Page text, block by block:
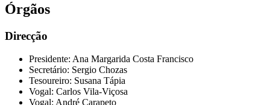
Órgãos
Direcção
Presidente: Ana Margarida Costa Francisco
Secretário: Sergio Chozas
Tesoureiro: Susana Tápia
Vogal: Carlos Vila-Viçosa
Vogal: André Carapeto